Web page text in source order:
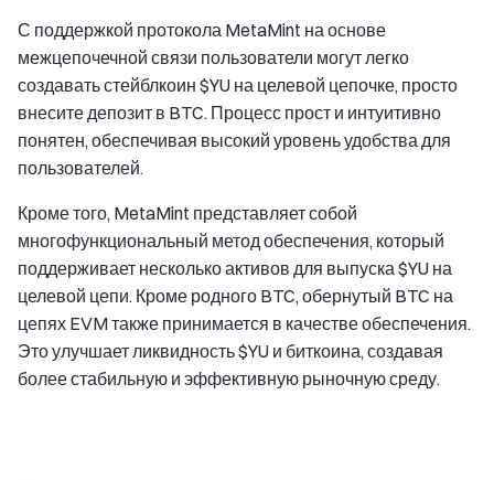
С поддержкой протокола MetaMint на основе
межцепочечной связи пользователи могут легко
создавать стейблкоин $YU на целевой цепочке, просто
внесите депозит в BTC. Процесс прост и интуитивно
понятен, обеспечивая высокий уровень удобства для
пользователей.
Кроме того, MetaMint представляет собой
многофункциональный метод обеспечения, который
поддерживает несколько активов для выпуска $YU на
целевой цепи. Кроме родного BTC, обернутый BTC на
цепях EVM также принимается в качестве обеспечения.
Это улучшает ликвидность $YU и биткоина, создавая
более стабильную и эффективную рыночную среду.